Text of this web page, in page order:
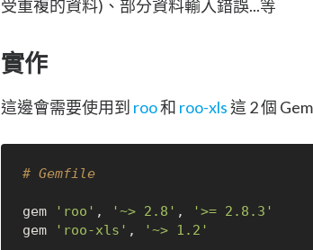
受重複的資料)、部分資料輸入錯誤...等
實作
這邊會需要使用到 roo和 roo-xls這 2 個
# Gemfile
gem 'roo' , '~> 2.8' ,
'>= 2.8.3'
gem
'roo-xls' , '~> 1.2'